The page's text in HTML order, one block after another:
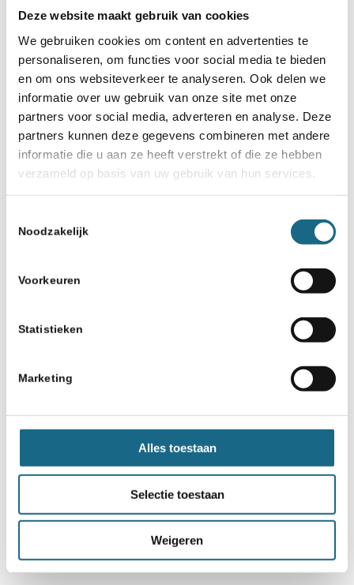
Deze website maakt gebruik van cookies
We gebruiken cookies om content en advertenties te
personaliseren, om functies voor social media te bieden
en om ons websiteverkeer te analyseren. Ook delen we
informatie over uw gebruik van onze site met onze
partners voor social media, adverteren en analyse. Deze
partners kunnen deze gegevens combineren met andere
informatie die u aan ze heeft verstrekt of die ze hebben
verzameld op basis van uw gebruik van hun services.
Noodzakelijk
Voorkeuren
Statistieken
Marketing
Alles toestaan
Selectie toestaan
Weigeren